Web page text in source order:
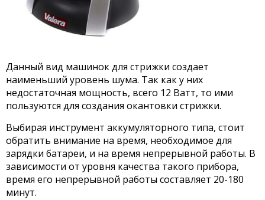
Данный вид машинок для стрижки создает
наименьший уровень шума. Так как у них
недостаточная мощность, всего 12 Ватт, то ими
пользуются для создания окантовки стрижки.
Выбирая инструмент аккумуляторного типа, стоит
обратить внимание на время, необходимое для
зарядки батареи, и на время непрерывной работы. В
зависимости от уровня качества такого прибора,
время его непрерывной работы составляет 20-180
минут.